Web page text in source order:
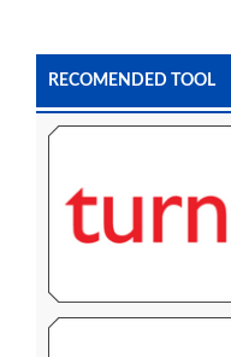
RECOMENDED TOOL